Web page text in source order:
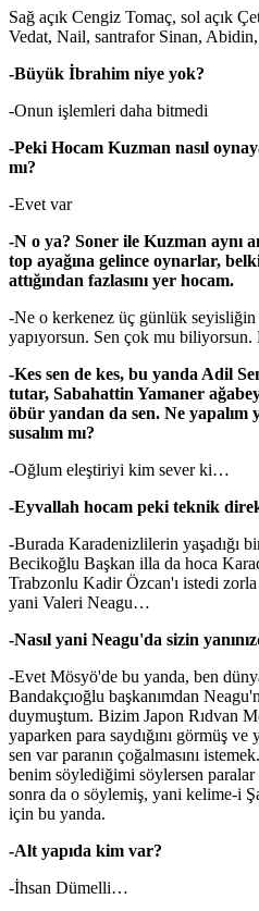
Sağ açık Cengiz Tomaç, sol açık
Vedat, Nail, santrafor Sinan,
-Büyük İbrahim niye yok?
-Onun işlemleri daha bitmedi
-Peki Hocam Kuzman nasıl
mı?
-Evet var
-N o ya? Soner ile Kuzman aynı
top ayağına gelince oynarlar,
attığından fazlasını yer hocam.
-Ne o kerkenez üç günlük seyisliğin
yapıyorsun. Sen çok mu
-Kes sen de kes, bu yanda Adil
tutar, Sabahattin Yamaner
öbür yandan da sen. Ne yapalım
susalım mı?
-Oğlum eleştiriyi kim sever ki…
-Eyvallah hocam peki teknik
-Burada Karadenizlilerin yaşadığı
Becikoğlu Başkan illa da hoca
Trabzonlu Kadir Özcan'ı istedi
yani Valeri Neagu…
-Nasıl yani Neagu'da sizin
-Evet Mösyö'de bu yanda, ben
Bandakçıoğlu başkanımdan
duymuştum. Bizim Japon Rıdvan
yaparken para saydığını görmüş
sen var paranın çoğalmasını
benim söylediğimi söylersen paralar
sonra da o söylemiş, yani kelime-i
için bu yanda.
-Alt yapıda kim var?
-İhsan Dümelli…